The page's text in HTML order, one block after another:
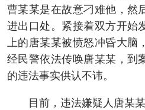
曹某某是在故意刁难他，然
进出口处。紧接着双方开始
上的唐某某被愤怒冲昏大脑
经民警依法传唤唐某某，到
的违法事实供认不讳。
目前，违法嫌疑人唐某某